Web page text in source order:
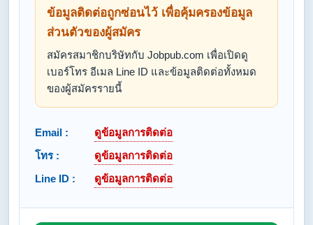
ข้อมูลติดต่อถูกซ่อนไว้ เพื่อคุ้มครองข้อมูล
ส่วนตัวของผู้สมัคร
สมัครสมาชิกบริษัทกับ Jobpub.com เพื่อเปิดดู
เบอร์โทร อีเมล Line ID และข้อมูลติดต่อทั้งหมด
ของผู้สมัครรายนี้
Email :
ดูข้อมูลการติดต่อ
โทร :
ดูข้อมูลการติดต่อ
Line ID :
ดูข้อมูลการติดต่อ